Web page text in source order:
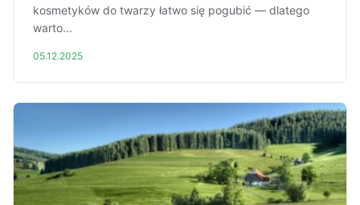
kosmetyków do twarzy łatwo się pogubić — dlatego
warto...
05.12.2025